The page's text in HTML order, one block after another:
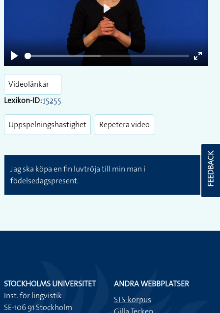
Play
Enter
Play
Videolänkar
Lexikon-ID:15255
Uppspelningshastighet Repetera video
Jag ska köpa en fin luvtröja till min man i
födelsedagspresent.
FEEDBACK
STOCKHOLMS UNIVERSITET
Inst. för lingvistik
SE-106 91 Stockholm
ANDRA WEBBPLATSER
STS-korpus